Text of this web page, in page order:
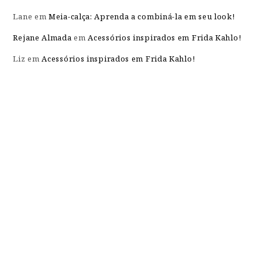
Lane emMeia-calça: Aprenda a combiná-la em seu look!
Rejane Almada emAcessórios inspirados em Frida Kahlo!
Liz emAcessórios inspirados em Frida Kahlo!